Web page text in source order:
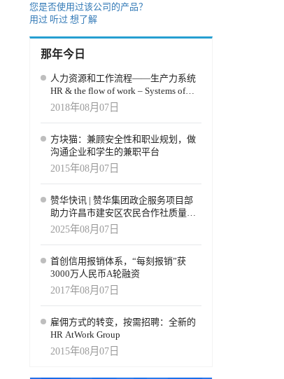
您是否使用过该公司的产品？
用过 听过 想了解
那年今日
人力资源和工作流程——生产力系统
HR & the flow of work – Systems of
Productivity
2018年08月07日
方块猫：兼顾安全性和职业规划，做
沟通企业和学生的兼职平台
2015年08月07日
赞华快讯 | 赞华集团政企服务项目部
助力许昌市建安区农民合作社质量提
升培训项目圆满结班
2025年08月07日
首创信用报销体系，“每刻报销”获
3000万人民币A轮融资
2017年08月07日
雇佣方式的转变，按需招聘：全新的
HR AtWork Group
2015年08月07日